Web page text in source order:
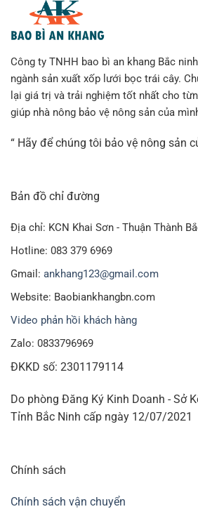
Công ty TNHH bao bì an khang Bắc
ngành sản xuất xốp lưới bọc trái cây.
lại giá trị và trải nghiệm tốt nhất cho
giúp nhà nông bảo vệ nông sản của
“ Hãy để chúng tôi bảo vệ nông sản
Bản đồ chỉ đường
Địa chỉ: KCN Khai Sơn - Thuận Thành
Hotline: 083 379 6969
Gmail: ankhang123@gmail.com
Website: Baobiankhangbn.com
Video phản hồi khách hàng
Zalo: 0833796969
ĐKKD số: 2301179114
Do phòng Đăng Ký Kinh Doanh - Sở
Tỉnh Bắc Ninh cấp ngày 12/07/2021
Chính sách
Chính sách vận chuyển